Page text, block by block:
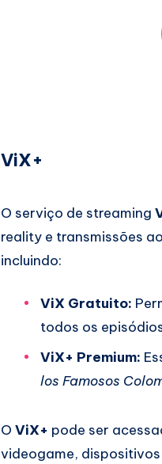
ViX+
O serviço de streaming
reality e transmissões
incluindo:
ViX Gratuito:
todos os
ViX+ Premium:
los Famosos
O ViX+ pode ser
videogame,